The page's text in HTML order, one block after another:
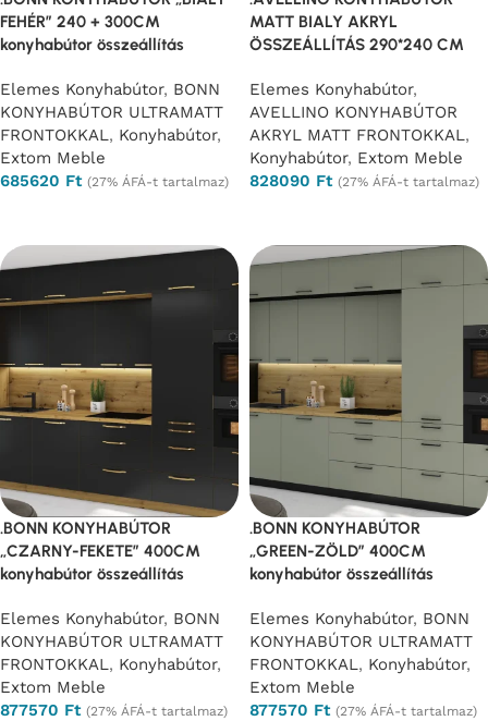
.BONN KONYHABÚTOR
„CZARNY-FEKETE” 400CM
konyhabútor összeállítás
Elemes Konyhabútor, BONN
KONYHABÚTOR ULTRAMATT
FRONTOKKAL, Konyhabútor,
Extom Meble
877570 Ft (27% ÁFÁ-t tartalmaz)
.BONN KONYHABÚTOR
„GREEN-ZÖLD” 400CM
konyhabútor összeállítás
Elemes Konyhabútor, BONN
KONYHABÚTOR ULTRAMATT
FRONTOKKAL, Konyhabútor,
Extom Meble
877570 Ft (27% ÁFÁ-t tartalmaz)
MATT BIALY AKRYL
ÖSSZEÁLLÍTÁS 290*240 CM
Elemes Konyhabútor,
AVELLINO KONYHABÚTOR
AKRYL MATT FRONTOKKAL,
Konyhabútor, Extom Meble
828090 Ft (27% ÁFÁ-t tartalmaz)
FEHÉR” 240 + 300CM
konyhabútor összeállítás
Elemes Konyhabútor, BONN
KONYHABÚTOR ULTRAMATT
FRONTOKKAL, Konyhabútor,
Extom Meble
685620 Ft (27% ÁFÁ-t tartalmaz)